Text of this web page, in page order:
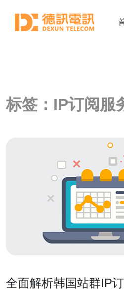
标签：IP订阅服
全面解析韩国站群IP